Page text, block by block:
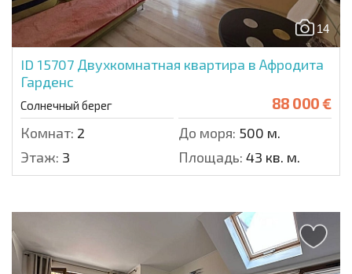
14
ID 15707 Двухкомнатная квартира в Афродита
Гарденс
Солнечный берег 88 000 €
Комнат: 2 До моря: 500 м.
Этаж: 3 Площадь: 43 кв. м.